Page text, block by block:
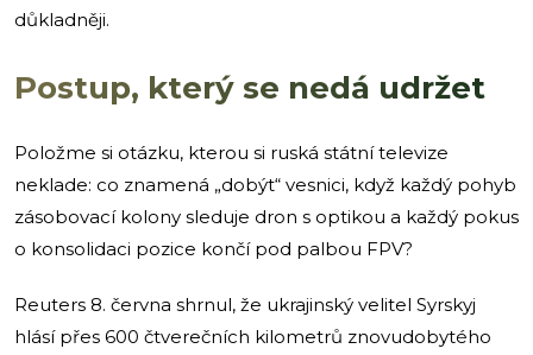
důkladněji.
Postup, který se nedá udržet
Položme si otázku, kterou si ruská státní televize
neklade: co znamená „dobýt“ vesnici, když každý pohyb
zásobovací kolony sleduje dron s optikou a každý pokus
o konsolidaci pozice končí pod palbou FPV?
Reuters 8. června shrnul, že ukrajinský velitel Syrskyj
hlásí přes 600 čtverečních kilometrů znovudobytého